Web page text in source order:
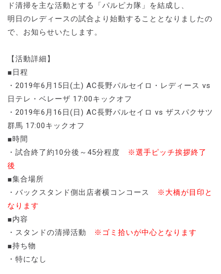
ド清掃を主な活動とする「パルピカ隊」を結成し、
明日のレディースの試合より始動することとなりましたの
で、お知らせいたします。
【活動詳細】
■日程
・2019年6月15日(土) AC長野パルセイロ・レディース vs
日テレ・ベレーザ 17:00キックオフ
・2019年6月16日(日) AC長野パルセイロ vs ザスパクサツ
群馬 17:00キックオフ
■時間
・試合終了約10分後～45分程度
※選手ピッチ挨拶終了
後
■集合場所
・バックスタンド側出店者横コンコース
※大橋が目印と
なります
■内容
・スタンドの清掃活動
※ゴミ拾いが中心となります
■持ち物
・特になし